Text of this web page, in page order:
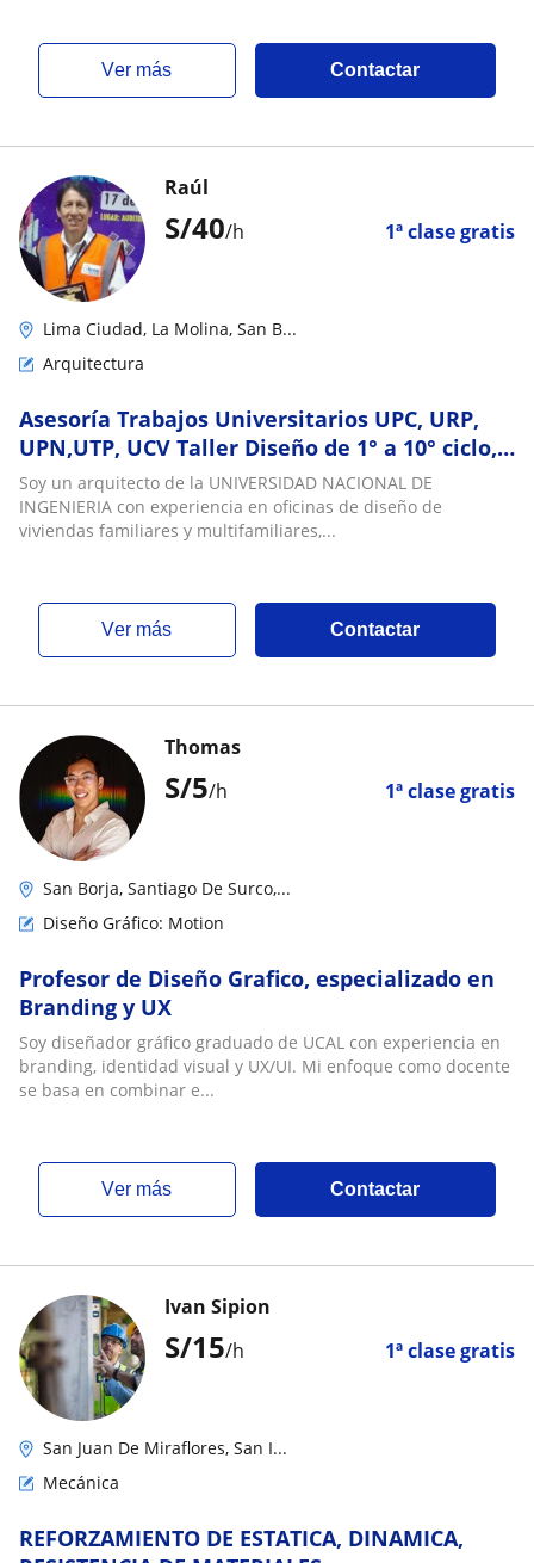
ver más Contactar
S/40/h 1ª clase gratis
Raúl
Lima Ciudad, La Molina, San B...
Arquitectura
Asesoría Trabajos Universitarios UPC, URP,
UPN,UTP, UCV Taller Diseño de 1° a 10° ciclo,
conoce críticas actuales
Soy un arquitecto de la UNIVERSIDAD NACIONAL DE
INGENIERIA con experiencia en oficinas de diseño de
viviendas familiares y multifamiliares,...
ver más Contactar
S/5/h 1ª clase gratis
Thomas
San Borja, Santiago De Surco,...
Diseño Gráfico: Motion
Profesor de Diseño Grafico, especializado en
Branding y UX
Soy diseñador gráfico graduado de UCAL con experiencia en
branding, identidad visual y UX/UI. Mi enfoque como docente
se basa en combinar e...
ver más Contactar
S/15/h 1ª clase gratis
Ivan Sipion
San Juan De Miraflores, San I...
Mecánica
REFORZAMIENTO DE ESTATICA, DINAMICA,